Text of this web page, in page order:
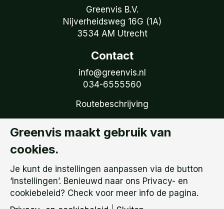
Greenvis B.V.
Nijverheidsweg 16G (1A)
3534 AM Utrecht
Contact
info@greenvis.nl
034-6555560
Routebeschrijving
Volg Greenvis
Ontvang onze tweemaandelijkse nieuwsbrief
Privacy- en cookiebeleid
Privacy instellingen
Greenvis maakt gebruik van
cookies.
Je kunt de instellingen aanpassen via de button
‘Instellingen’. Benieuwd naar ons Privacy- en
cookiebeleid? Check voor meer info de pagina.